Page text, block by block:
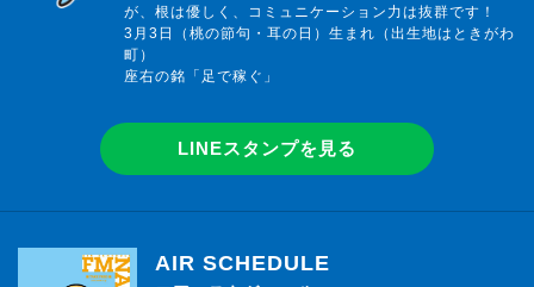
が、根は優しく、コミュニケーション力は抜群です！
3月3日（桃の節句・耳の日）生まれ（出生地はときがわ
町）
座右の銘「足で稼ぐ」
LINEスタンプを見る
AIR SCHEDULE